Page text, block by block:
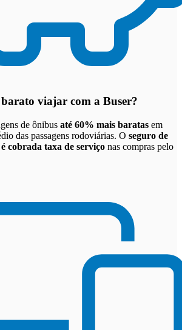
barato viajar com a Buser?
de ônibus até 60% mais baratas em
das passagens rodoviárias. O seguro de
cobrada taxa de serviço nas compras pelo